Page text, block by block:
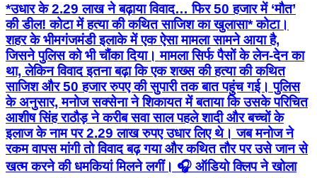
*उधार के 2.29 लाख ने बढ़ाया विवाद… फिर 50 हजार में ‘मौत’
की डील! कोटा में हत्या की कथित साजिश का खुलासा* कोटा।
शहर के भीमगंजमंडी इलाके में एक ऐसा मामला सामने आया है,
जिसने पुलिस को भी चौंका दिया। मामला सिर्फ पैसों के लेन-देन का
था, लेकिन विवाद इतना बढ़ा कि एक शख्स की हत्या की कथित
साजिश और 50 हजार रुपए की सुपारी तक बात पहुंच गई। पुलिस
के अनुसार, मनोज सक्सेना ने शिकायत में बताया कि उसके परिचित
आशीष सिंह राठौड़ ने करीब सवा साल पहले शादी और बच्चों के
इलाज के नाम पर 2.29 लाख रुपए उधार लिए थे। जब मनोज ने
रकम वापस मांगी तो विवाद बढ़ गया और कथित तौर पर उसे जान से
खत्म करने की धमकियां मिलने लगीं। 🎧 ऑडियो क्लिप ने खोला